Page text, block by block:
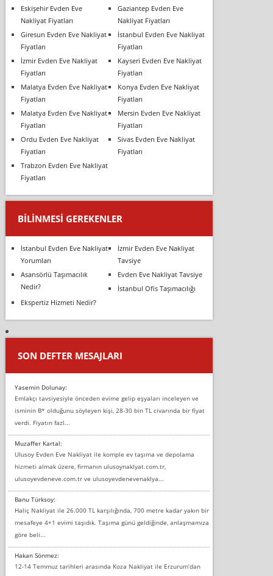
Eskişehir Evden Eve
Nakliyat Fiyatları
Gaziantep Evden Eve
Nakliyat Fiyatları
Giresun Evden Eve Nakliyat
Fiyatları
İstanbul Evden Eve Nakliyat
Fiyatları
İzmir Evden Eve Nakliyat
Fiyatları
Kayseri Evden Eve Nakliyat
Fiyatları
Malatya Evden Eve Nakliyat
Fiyatları
Konya Evden Eve Nakliyat
Fiyatları
Malatya Evden Eve Nakliyat
Fiyatları
Mersin Evden Eve Nakliyat
Fiyatları
Ordu Evden Eve Nakliyat
Fiyatları
Sivas Evden Eve Nakliyat
Fiyatları
Trabzon Evden Eve Nakliyat
Fiyatları
BILINMESI GEREKENLER
İstanbul Evden Eve Nakliyat
Yorumları
İzmir Evden Eve Nakliyat
Tavsiye
Asansörlü Taşımacılık
Nedir?
Evden Eve Nakliyat Tavsiye
İstanbul Ofis Taşımacılığı
Ekspertiz Hizmeti Nedir?
SON DEFTER MESAJLARI
Yasemin Dolunay:
Emlakçı tavsiyesiyle önceden evime gelip eşyaları inceleyen ve
isminin B* olduğunu söyleyen kişi, 28-30 bin TL civarında bir fiyat
verdi. Fiyatın fazl...
Muzaffer Kartal:
Ulusoy Evden Eve Nakliyat ile komple ev taşıma ve depolama
hizmeti almak üzere, firmanın ulusoynaklyat.com.tr,
ulusoyevdeneve.com.tr ve ulusoyevdenevenaklya...
Banu Türksoy:
Haliç Nakliyat ile 26.000 TL karşılığında, 700 metre kadar yakın bir
mesafeye 4+1 evimi taşıdık. Taşıma günü geldiğinde, anlaşmamıza
göre beli...
Hakan Sönmez:
12-14 Temmuz tarihleri arasında Koza Nakliyat ile Erzurum’dan